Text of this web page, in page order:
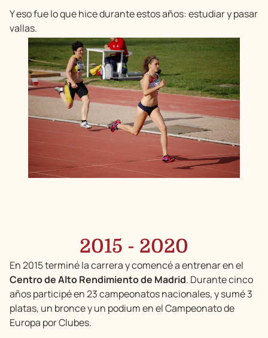
Y eso fue lo que hice durante estos años: estudiar y pasar
vallas.
2015 - 2020
En 2015 terminé la carrera y comencé a entrenar en el
Centro de Alto Rendimiento de Madrid. Durante cinco
años participé en 23 campeonatos nacionales, y sumé 3
platas, un bronce y un podium en el Campeonato de
Europa por Clubes.